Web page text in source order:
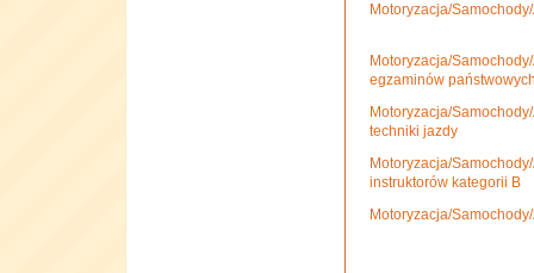
Motoryzacja/
Motoryzacja/
egzaminów
Motoryzacja/
techniki jazdy
Motoryzacja/
instruktorów kategorii B
Motoryzacja/